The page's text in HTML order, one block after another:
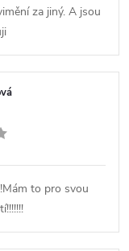
za jiný. A jsou
to pro svou